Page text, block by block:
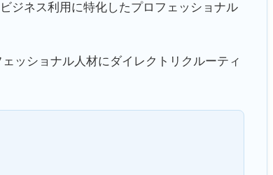
ジネス利用に特化したプロフェッショナル
ッショナル人材にダイレクトリクルーティ